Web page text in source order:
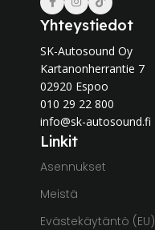
Yhteystiedot
SK-Autosound Oy
Kartanonherrantie 7
02920 Espoo
010 29 22 800
info@sk-autosound.fi
Linkit
Asennukset
Meistä
Evästekäytäntö (EU)